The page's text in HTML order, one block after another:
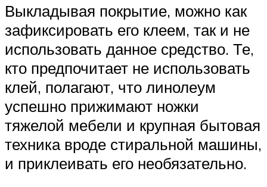
Выкладывая покрытие, можно как
зафиксировать его клеем, так и не
использовать данное средство. Те,
кто предпочитает не использовать
клей, полагают, что линолеум
успешно прижимают ножки
тяжелой мебели и крупная бытовая
техника вроде стиральной машины,
и приклеивать его необязательно.